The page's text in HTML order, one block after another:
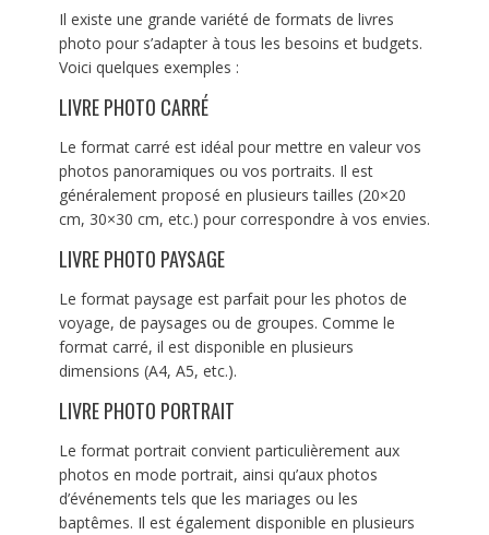
Il existe une grande variété de formats de livres
photo pour s’adapter à tous les besoins et budgets.
Voici quelques exemples :
LIVRE PHOTO CARRÉ
Le format carré est idéal pour mettre en valeur vos
photos panoramiques ou vos portraits. Il est
généralement proposé en plusieurs tailles (20×20
cm, 30×30 cm, etc.) pour correspondre à vos envies.
LIVRE PHOTO PAYSAGE
Le format paysage est parfait pour les photos de
voyage, de paysages ou de groupes. Comme le
format carré, il est disponible en plusieurs
dimensions (A4, A5, etc.).
LIVRE PHOTO PORTRAIT
Le format portrait convient particulièrement aux
photos en mode portrait, ainsi qu’aux photos
d’événements tels que les mariages ou les
baptêmes. Il est également disponible en plusieurs